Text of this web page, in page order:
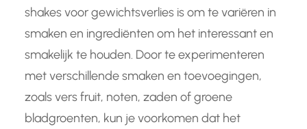
shakes voor gewichtsverlies is om te variëren in
smaken en ingrediënten om het interessant en
smakelijk te houden. Door te experimenteren
met verschillende smaken en toevoegingen,
zoals vers fruit, noten, zaden of groene
bladgroenten, kun je voorkomen dat het